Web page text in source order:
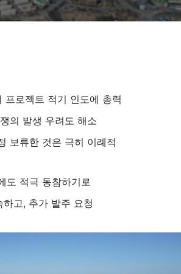
로젝트 적기 인도에 총력
의 발생 우려도 해소
보류한 것은 극히 이례적
도 적극 동참하기로
고, 추가 발주 요청